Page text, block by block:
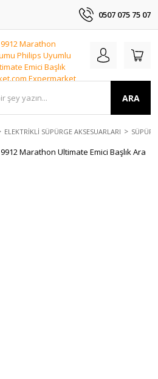
0507 075 75 07
ARA
ELEKTRİKLİ SÜPÜRGE AKSESUARLARI